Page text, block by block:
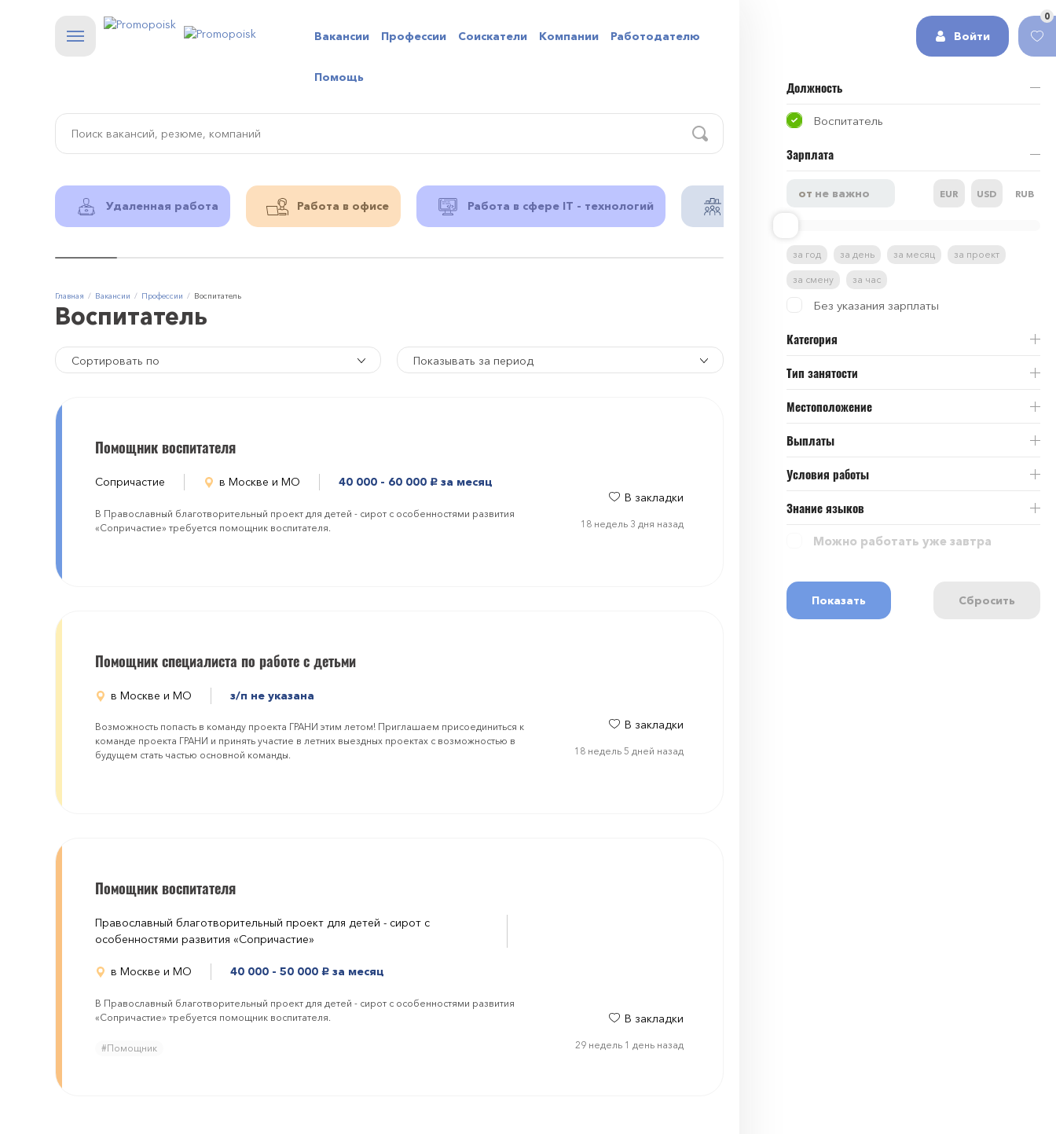
0
Войти
Вакансии Профессии Соискатели Компании Работодателю
Помощь
Удаленная работа Работа в офисе Работа в сфере IT - технологий
Главная Вакансии Профессии Воспитатель
Воспитатель
Показывать за период
Сортировать по
Помощник воспитателя
Сопричастие в Москве и МО 40 000 - 60 000 руб. за месяц
В Православный благотворительный проект для детей - сирот с особенностями развития
«Сопричастие» требуется помощник воспитателя.
В закладки
18 недель 3 дня назад
Помощник специалиста по работе с детьми
в Москве и МО з/п не указана
Возможность попасть в команду проекта ГРАНИ этим летом! Приглашаем присоединиться к
команде проекта ГРАНИ и принять участие в летних выездных проектах с возможностью в
будущем стать частью основной команды.
В закладки
18 недель 5 дней назад
Помощник воспитателя
Православный благотворительный проект для детей - сирот с
особенностями развития «Сопричастие»
в Москве и МО 40 000 - 50 000 руб. за месяц
В Православный благотворительный проект для детей - сирот с особенностями развития
«Сопричастие» требуется помощник воспитателя.
#Помощник
В закладки
29 недель 1 день назад
Должность
Воспитатель
Зарплата
RUB
USD
EUR
за год за день за месяц за проект
за смену за час
Без указания зарплаты
Категория
Тип занятости
Местоположение
Выплаты
Условия работы
Знание языков
Можно работать уже завтра
Показать Сбросить